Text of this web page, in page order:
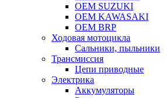
OEM SUZUKI
OEM KAWASAKI
OEM BRP
Ходовая мотоцикла
Сальники, пыльники
Трансмиссия
Цепи приводные
Электрика
Аккумуляторы